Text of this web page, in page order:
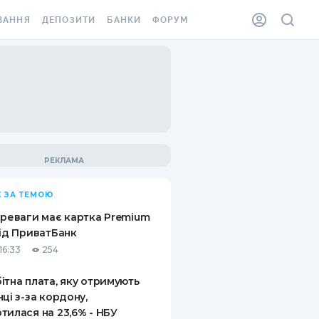
ВІНЬЄТКА
ВІД
ВИПАДКІВ
ДЕПОЗИТИ
ПИТАННЯ ТА ВІДПОВІДІ
ПУТІВНИКИ ПО
БАНКИ ФОРУМ
ЗА ТЕМОЮ
має картка Premium
ПриватБанк
254
плата, яку отримують
з-за кордону,
на 23,6% - НБУ